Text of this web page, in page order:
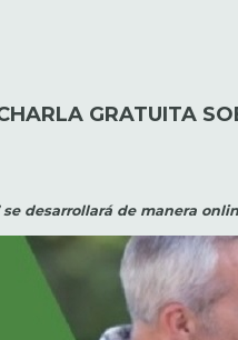
GRATUITA
desarrollará de manera